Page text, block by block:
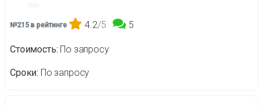
№215 в рейтинге 4.2/5 5
Стоимость По запросу
Сроки По запросу